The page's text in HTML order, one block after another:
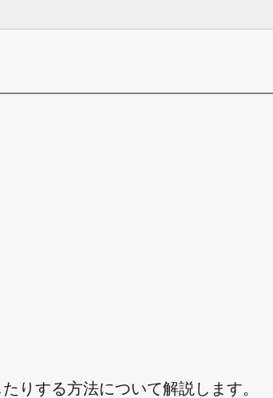
りする方法について解説します。